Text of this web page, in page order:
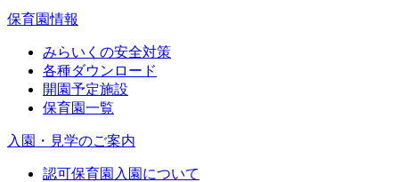
保育園情報
みらいくの安全対策
各種ダウンロード
開園予定施設
保育園一覧
入園・見学のご案内
認可保育園入園について